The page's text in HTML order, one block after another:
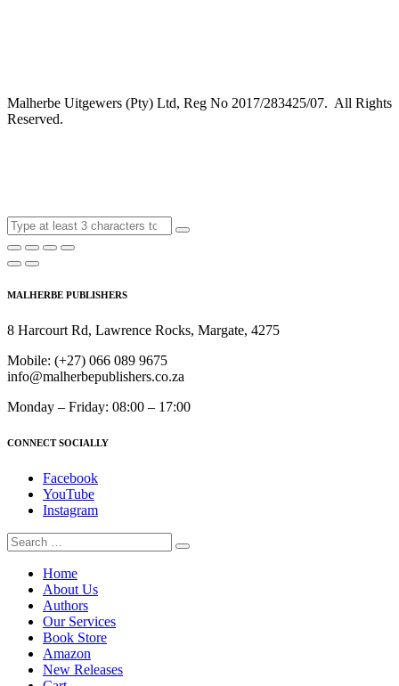
Malherbe Uitgewers (Pty) Ltd, Reg No 2017/283425/07. All Rights
Reserved.
MALHERBE PUBLISHERS
8 Harcourt Rd, Lawrence Rocks, Margate, 4275
Mobile: (+27) 066 089 9675
info@malherbepublishers.co.za
Monday – Friday: 08:00 – 17:00
CONNECT SOCIALLY
Facebook
YouTube
Instagram
Home
About Us
Authors
Our Services
Book Store
Amazon
New Releases